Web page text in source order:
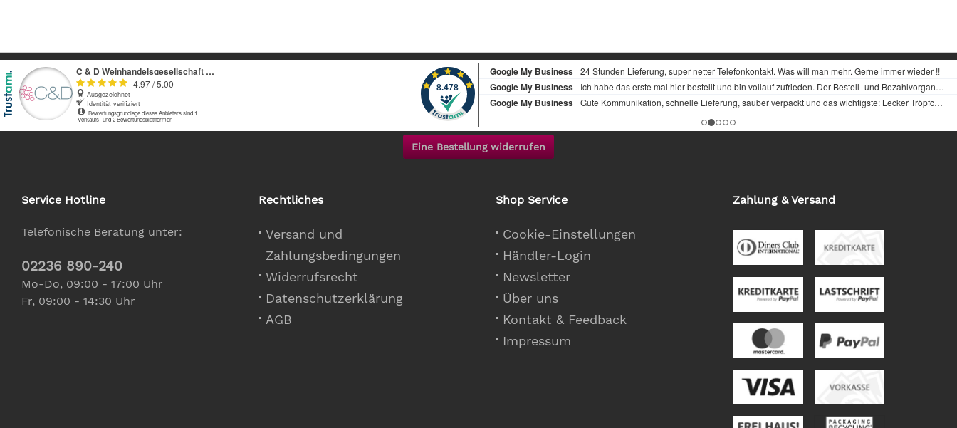
Eine Bestellung widerrufen
Service Hotline
Telefonische Beratung unter:
02236 890-240
Mo-Do, 09:00 - 17:00 Uhr
Fr, 09:00 - 14:30 Uhr
Rechtliches
Versand und
Zahlungsbedingungen
Widerrufsrecht
Datenschutzerklärung
AGB
Shop Service
Cookie-Einstellungen
Händler-Login
Newsletter
Über uns
Kontakt & Feedback
Impressum
Zahlung & Versand